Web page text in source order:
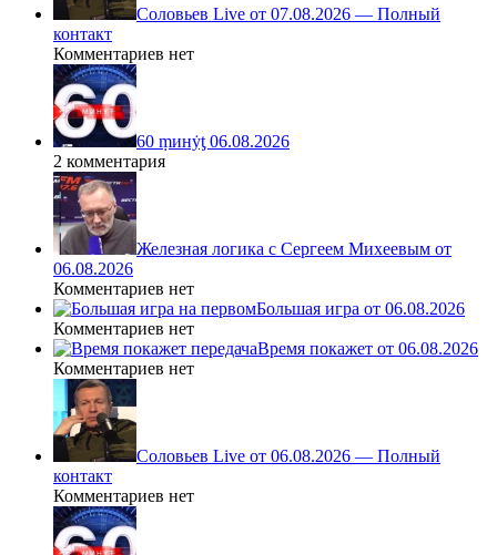
Соловьев Live от 07.08.2026 — Полный
контакт
Комментариев нет
60 ṃинẏƫ 06.08.2026
2 комментария
Железная логика с Сергеем Михеевым от
06.08.2026
Комментариев нет
Большая игра от 06.08.2026
Комментариев нет
Время покажет от 06.08.2026
Комментариев нет
Соловьев Live от 06.08.2026 — Полный
контакт
Комментариев нет